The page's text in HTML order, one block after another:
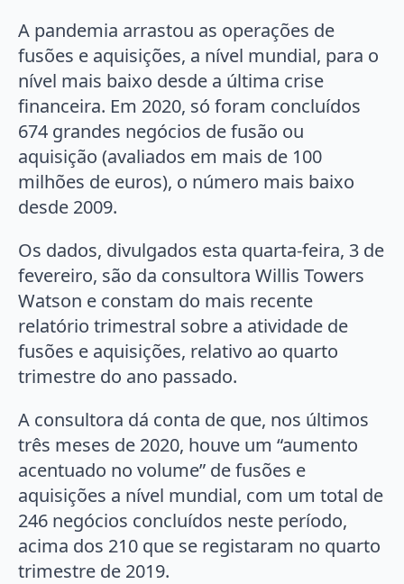
A pandemia arrastou as operações de
fusões e aquisições, a nível mundial, para o
nível mais baixo desde a última crise
financeira. Em 2020, só foram concluídos
674 grandes negócios de fusão ou
aquisição (avaliados em mais de 100
milhões de euros), o número mais baixo
desde 2009.
Os dados, divulgados esta quarta-feira, 3 de
fevereiro, são da consultora Willis Towers
Watson e constam do mais recente
relatório trimestral sobre a atividade de
fusões e aquisições, relativo ao quarto
trimestre do ano passado.
A consultora dá conta de que, nos últimos
três meses de 2020, houve um “aumento
acentuado no volume” de fusões e
aquisições a nível mundial, com um total de
246 negócios concluídos neste período,
acima dos 210 que se registaram no quarto
trimestre de 2019.